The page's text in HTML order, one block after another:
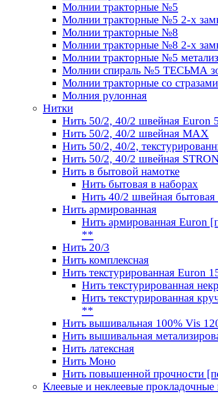
Молнии тракторные №5
Молнии тракторные №5 2-х
Молнии тракторные №8
Молнии тракторные №8 2-х
Молнии тракторные №5
Молнии спираль №5 ТЕСЬМА
Молнии тракторные со стразами
Молния рулонная
Нитки
Нить 50/2, 40/2 швейная Euron
Нить 50/2, 40/2 швейная МАХ
Нить 50/2, 40/2,
Нить 50/2, 40/2 швейная
Нить в бытовой намотке
Нить бытовая в наборах
Нить 40/2 швейная бытовая
Нить армированная
Нить армированная Euron
**
Нить 20/3
Нить комплексная
Нить текстурированная Euron
Нить текстурированная
Нить текстурированная
**
Нить вышивальная 100% Vis
Нить вышивальная
Нить латексная
Нить Моно
Нить повышенной прочности
Клеевые и неклеевые прокладочные